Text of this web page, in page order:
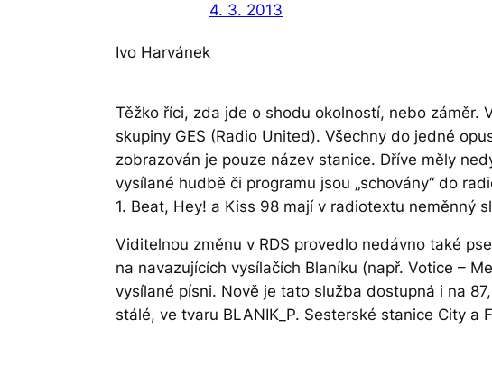
4. 3. 2013
Ivo Harvánek
Těžko říci, zda jde o shodu okolností, nebo záměr.
skupiny GES (Radio United). Všechny do jedné
zobrazován je pouze název stanice. Dříve měly
vysílané hudbě či programu jsou „schovány“ do
1. Beat, Hey! a Kiss 98 mají v radiotextu neměnný
Viditelnou změnu v RDS provedlo nedávno také
na navazujících vysílačích Blaníku (např. Votice –
vysílané písni. Nově je tato služba dostupná i na
stálé, ve tvaru BLANIK_P. Sesterské stanice City a